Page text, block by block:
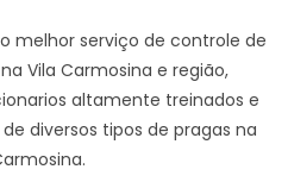
melhor serviço de controle de
Vila Carmosina e região,
altamente treinados e
diversos tipos de pragas na